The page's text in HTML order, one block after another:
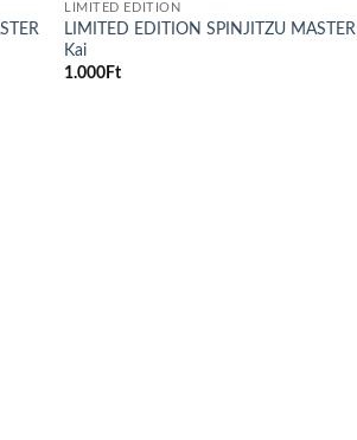
LIMITED EDITION
LIMITED EDITION SPINJITZU MASTER
Kai
1.000 Ft